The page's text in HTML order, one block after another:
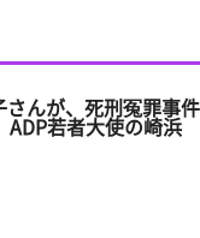
んが、死刑冤罪事件
若者大使の崎浜